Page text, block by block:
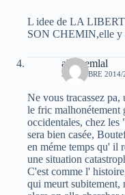
L idee de LA
SON CHEMIN,elle y
ali chemlal
3 OCTOBRE 2014/
Ne vous tracassez
le fric malhonétement
occidentales, chez
sera bien casée,
en méme temps qu' il
une situation
C'est comme l'
qui meurt subitement,